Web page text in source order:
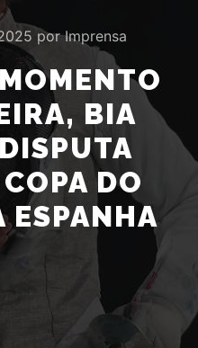
porImprensa
BIA
DO
ESPANHA